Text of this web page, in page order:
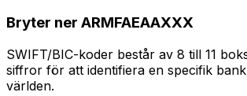
Bryter ner ARMFAEAAXXX
SWIFT/BIC-koder består av 8 till 11
siffror för att identifiera en specifik
världen.